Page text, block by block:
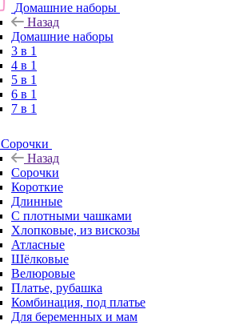
Домашние наборы
Назад
Домашние наборы
3 в 1
4 в 1
5 в 1
6 в 1
7 в 1
Сорочки
Назад
Сорочки
Короткие
Длинные
С плотными чашками
Хлопковые, из вискозы
Атласные
Шёлковые
Велюровые
Платье, рубашка
Комбинация, под платье
Для беременных и мам